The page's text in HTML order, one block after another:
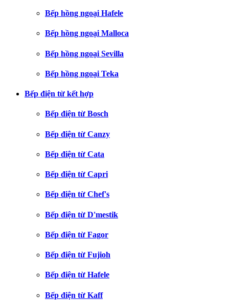
Bếp hồng ngoại Hafele
Bếp hồng ngoại Malloca
Bếp hồng ngoại Sevilla
Bếp hồng ngoại Teka
Bếp điện từ kết hợp
Bếp điện từ Bosch
Bếp điện từ Canzy
Bếp điện từ Cata
Bếp điện từ Capri
Bếp điện từ Chef's
Bếp điện từ D'mestik
Bếp điện từ Fagor
Bếp điện từ Fujioh
Bếp điện từ Hafele
Bếp điện từ Kaff